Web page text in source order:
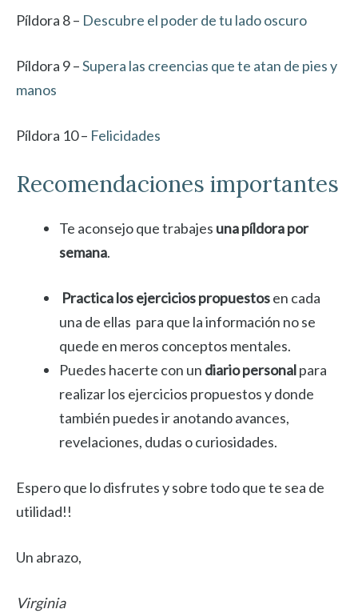
Píldora 8 – Descubre el poder de tu lado oscuro
Píldora 9 –Supera las creencias que te atan de pies y
manos
Píldora 10 – Felicidades
Recomendaciones importantes
Te aconsejo que trabajes una píldora por
semana.
Practica los ejercicios propuestosen cada
una de ellas para que la información no se
quede en meros conceptos mentales.
Puedes hacerte con un diario personalpara
realizar los ejercicios propuestos y donde
también puedes ir anotando avances,
revelaciones, dudas o curiosidades.
Espero que lo disfrutes y sobre todo que te sea de
utilidad!!
Un abrazo,
Virginia